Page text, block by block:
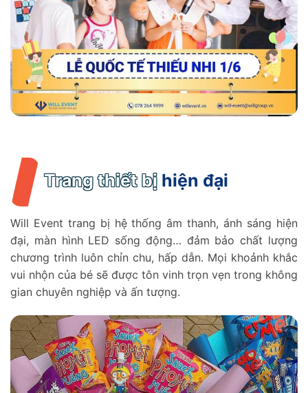
Trang thiết bị hiện đại
Will Event trang bị hệ thống âm thanh, ánh sáng hiện
đại, màn hình LED sống động… đảm bảo chất lượng
chương trình luôn chỉn chu, hấp dẫn. Mọi khoảnh khắc
vui nhộn của bé sẽ được tôn vinh trọn vẹn trong không
gian chuyên nghiệp và ấn tượng.